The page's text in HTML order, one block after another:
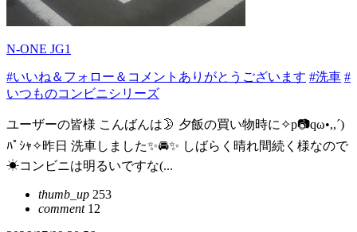
N-ONE JG1
#いいね＆フォロー＆コメントありがとうございます #洗車 #
いつものコンビニシリーズ
ユーザーの皆様 こんばんは🌛 夕飯の買い物時に✧p📷qω•,,´)
ﾊﾟｼｬ✧昨日 洗車しました✨🚘✨ しばらく晴れ間続く様なので
☀コンビニは明るいですな(...
thumb_up 253
comment12